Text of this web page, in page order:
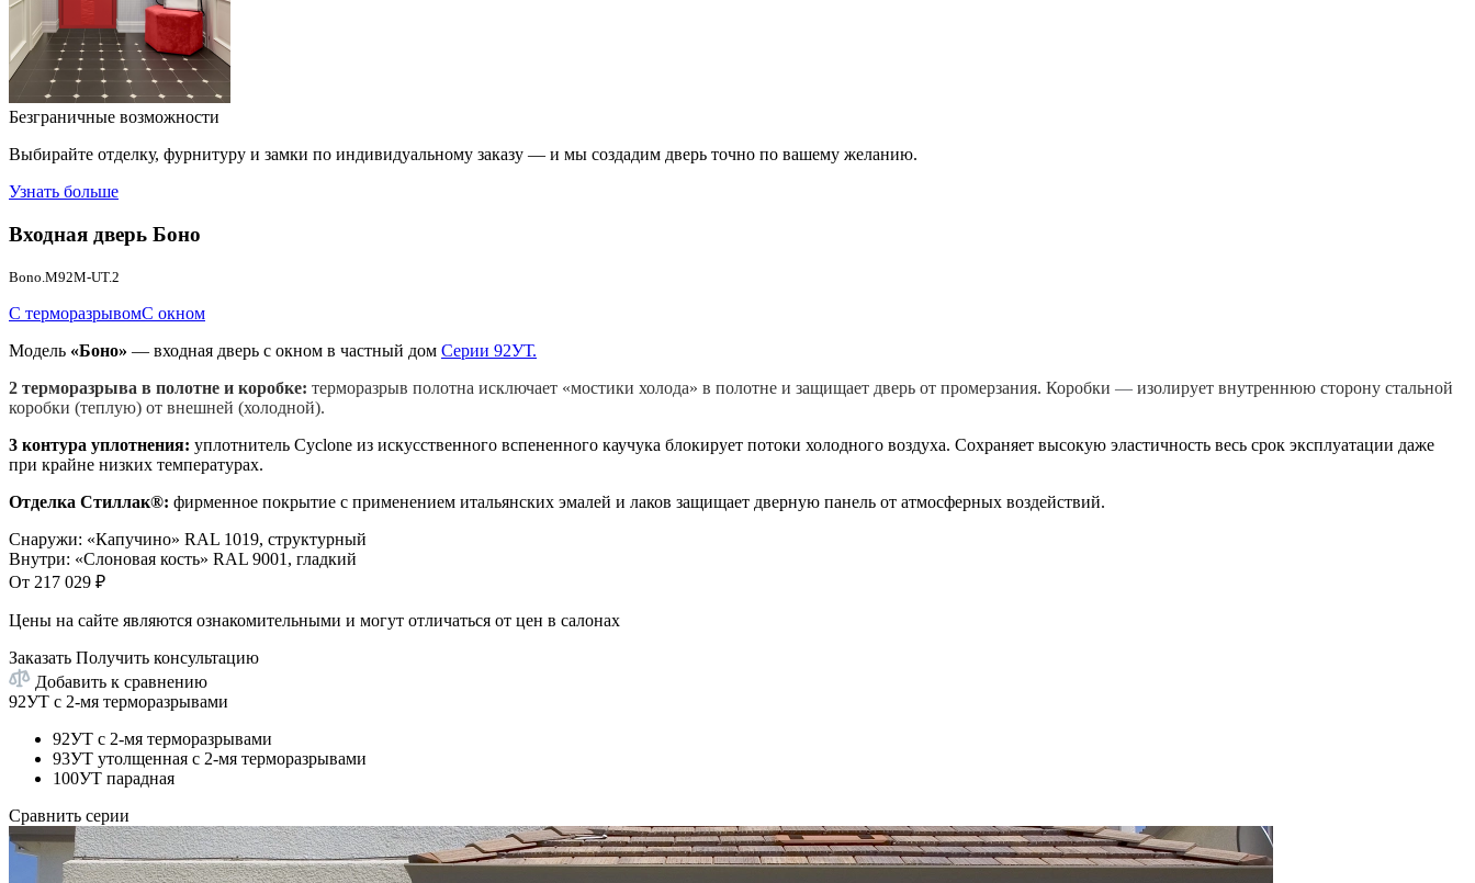
Безграничные возможности
Выбирайте отделку, фурнитуру и замки по индивидуальному заказу — и мы создадим дверь точно по вашему желанию.
Узнать больше
Входная дверь Боно
Bono.M92M-UT.2
С терморазрывомС окном
Модель «Боно» — входная дверь с окном в частный дом Серии 92УТ.
2 терморазрыва в полотне и коробке: терморазрыв полотна исключает «мостики холода» в полотне и защищает дверь от промерзания. Коробки — изолирует внутреннюю сторону стальной
коробки (теплую) от внешней (холодной).
3 контура уплотнения: уплотнитель Cyclone из искусственного вспененного каучука блокирует потоки холодного воздуха. Сохраняет высокую эластичность весь срок эксплуатации даже
при крайне низких температурах.
Отделка Стиллак®: фирменное покрытие с применением итальянских эмалей и лаков защищает дверную панель от атмосферных воздействий.
Снаружи: «Капучино» RAL 1019, структурный
Внутри: «Слоновая кость» RAL 9001, гладкий
От 217 029 ₽
Цены на сайте являются ознакомительными и могут отличаться от цен в салонах
Заказать Получить консультацию
Добавить к сравнению
92УТ с 2-мя терморазрывами
92УТ с 2-мя терморазрывами
93УТ утолщенная с 2-мя терморазрывами
100УТ парадная
Сравнить серии